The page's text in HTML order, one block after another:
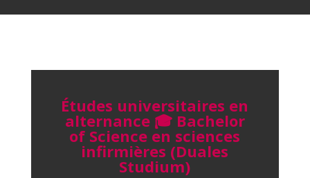
Études universitaires en
alternance 🎓 Bachelor
of Science en sciences
infirmières (Duales
Studium)